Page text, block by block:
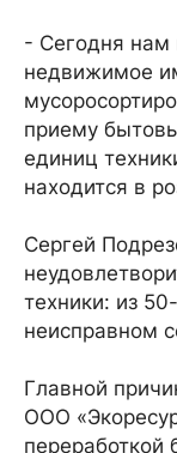
- Сегодня нам
недвижимое
приему
единиц
находится в
Сергей
техники: из
неисправном
Главной
ООО
переработкой